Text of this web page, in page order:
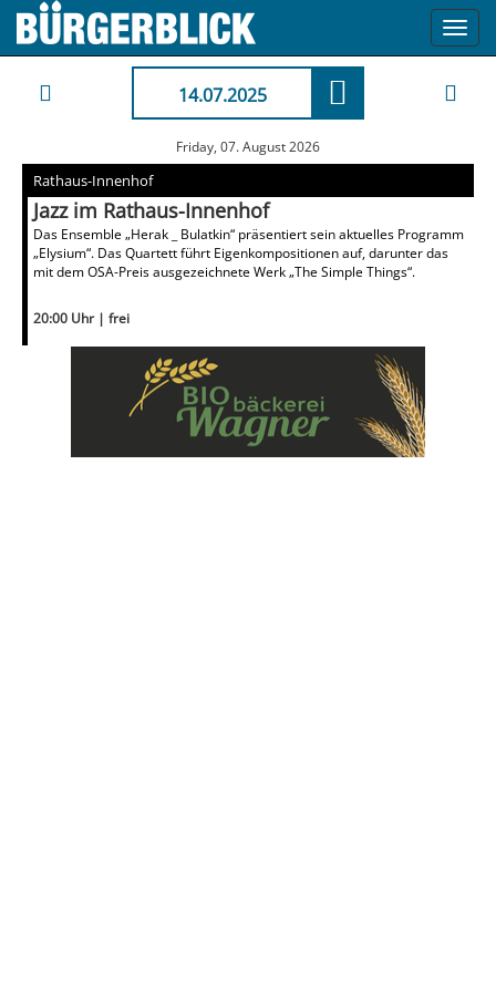
14.07.2025
Friday, 07. August 2026
Rathaus-Innenhof
Jazz im Rathaus-Innenhof
Das Ensemble „Herak _ Bulatkin“ präsentiert sein aktuelles Programm
„Elysium“. Das Quartett führt Eigenkompositionen auf, darunter das
mit dem OSA-Preis ausgezeichnete Werk „The Simple Things“.
20:00 Uhr | frei